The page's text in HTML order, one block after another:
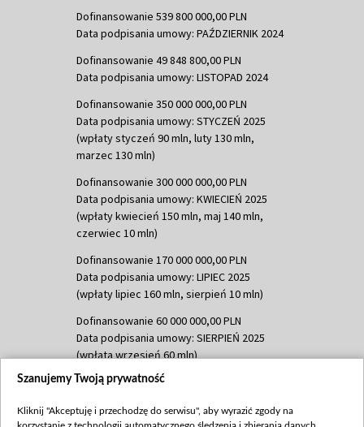
Dofinansowanie 539 800 000,00 PLN
Data podpisania umowy: PAŹDZIERNIK 2024
Dofinansowanie 49 848 800,00 PLN
Data podpisania umowy: LISTOPAD 2024
Dofinansowanie 350 000 000,00 PLN
Data podpisania umowy: STYCZEŃ 2025
(wpłaty styczeń 90 mln, luty 130 mln,
marzec 130 mln)
Dofinansowanie 300 000 000,00 PLN
Data podpisania umowy: KWIECIEŃ 2025
(wpłaty kwiecień 150 mln, maj 140 mln,
czerwiec 10 mln)
Dofinansowanie 170 000 000,00 PLN
Data podpisania umowy: LIPIEC 2025
(wpłaty lipiec 160 mln, sierpień 10 mln)
Dofinansowanie 60 000 000,00 PLN
Data podpisania umowy: SIERPIEŃ 2025
(wpłata wrzesień 60 mln)
Dofinansowanie 635 783 051,21 PLN
(wpłata wrzesień 100 mln, październik 350
Szanujemy Twoją prywatność
Kliknij "Akceptuję i przechodzę do serwisu", aby wyrazić zgody na